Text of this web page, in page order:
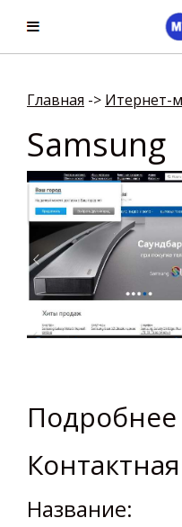
Главная -> Итернет-
Samsung
Название: